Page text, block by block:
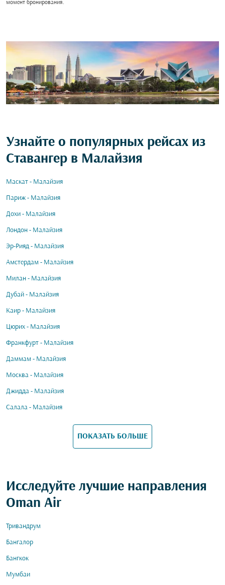
момент бронирования.
Узнайте о популярных рейсах из
Ставангер в Малайзия
Маскат - Малайзия
Париж - Малайзия
Дохи - Малайзия
Лондон - Малайзия
Эр-Рияд - Малайзия
Амстердам - Малайзия
Милан - Малайзия
Дубай - Малайзия
Каир - Малайзия
Цюрих - Малайзия
Франкфурт - Малайзия
Даммам - Малайзия
Москва - Малайзия
Джидда - Малайзия
Салала - Малайзия
ПОКАЗАТЬ БОЛЬШЕ
Исследуйте лучшие направления
Oman Air
Тривандрум
Бангалор
Бангкок
Мумбаи